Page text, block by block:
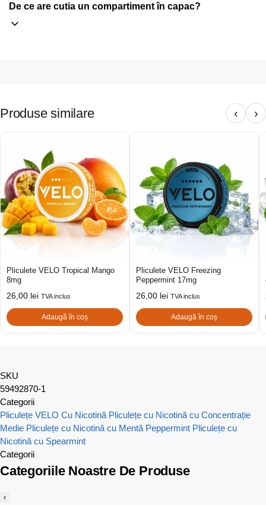
De ce are cutia un compartiment în capac?
Produse similare ‹ ›
Pliculete VELO Tropical Mango
8mg
26,00 lei TVA inclus
Adaugă în coș
Pliculete VELO Freezing
Peppermint 17mg
26,00 lei TVA inclus
Adaugă în coș
SKU
59492870-1
Categorii
Pliculețe VELO Cu Nicotină Pliculețe cu Nicotină cu Concentrație
Medie Pliculețe cu Nicotină cu Mentă Peppermint Pliculețe cu
Nicotină cu Spearmint
Categorii
Categoriile Noastre De Produse
‹